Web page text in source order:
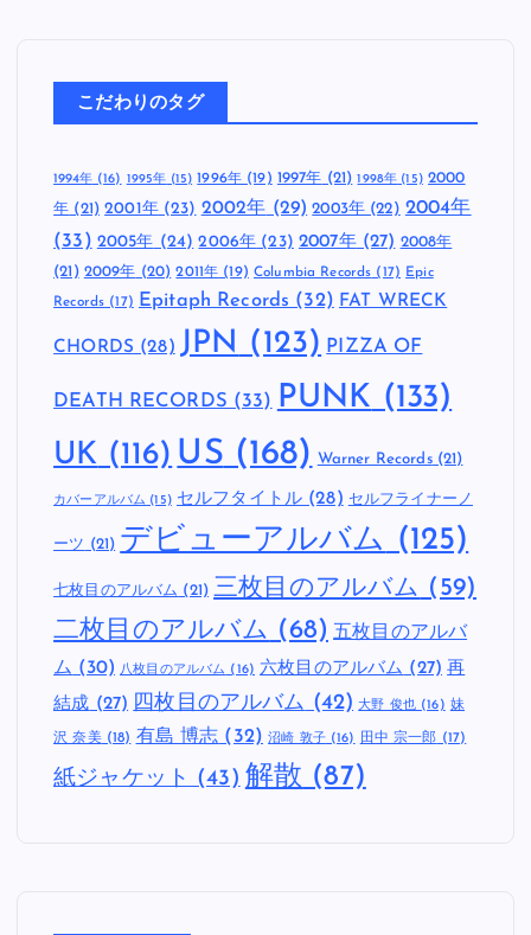
こだわりのタグ
1994年(16) 1995年 (15) 1996年(19) 1997年 (21) 1998年 (15) 2000
年 (21) 2001年(23) 2002年 (29) 2003年 (22) 2004年
(33) 2005年 (24) 2006年 (23) 2007年(27) 2008年
(21) 2009年 (20) 2011年 (19) Columbia Records (17) Epic
Records (17) Epitaph Records (32) FAT WRECK
CHORDS (28) JPN (123) PIZZA OF
DEATH RECORDS (33) PUNK (133)
UK (116) US (168) Warner Records(21)
カバーアルバム (15) セルフタイトル(28) セルフライナーノ
ーツ (21) デビューアルバム (125)
七枚目のアルバム (21) 三枚目のアルバム (59)
二枚目のアルバム (68) 五枚目のアルバ
ム (30) 八枚目のアルバム (16) 六枚目のアルバム (27) 再
結成 (27) 四枚目のアルバム (42) 大野 俊也(16) 妹
沢 奈美(18) 有島 博志 (32) 沼崎 敦子(16) 田中 宗一郎 (17)
紙ジャケット (43) 解散 (87)